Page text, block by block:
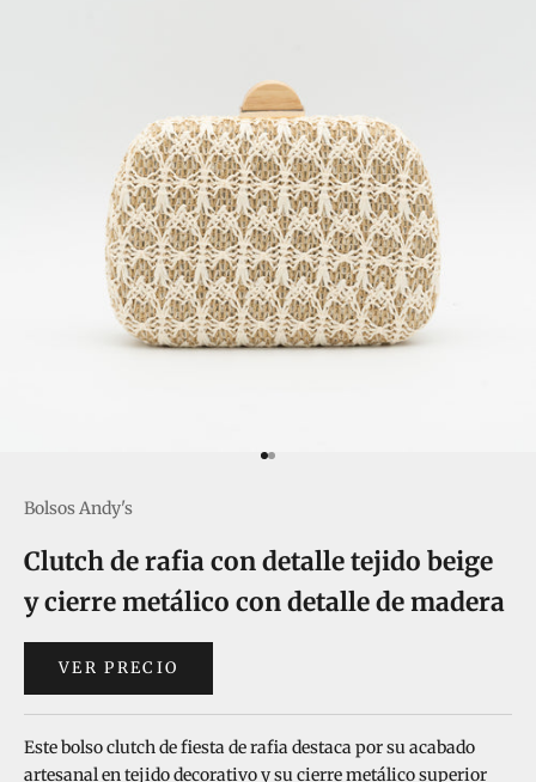
Ir al artículo 1
Ir al artículo 2
Bolsos Andy's
Clutch de rafia con detalle tejido beige
y cierre metálico con detalle de madera
VER PRECIO
Este bolso clutch de fiesta de rafia destaca por su acabado
artesanal en tejido decorativo y su cierre metálico superior